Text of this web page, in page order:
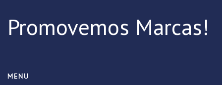
Promovemos Marcas!
MENU